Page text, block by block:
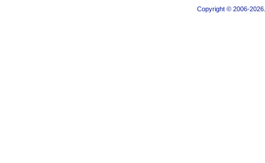
Copyright © 2006-